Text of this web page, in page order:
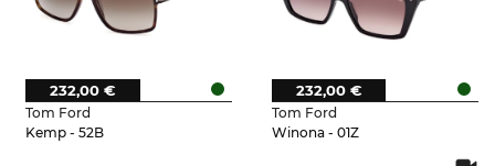
Tom Ford
Kemp - 52B
232,00 €
Tom Ford
Winona - 01Z
232,00 €